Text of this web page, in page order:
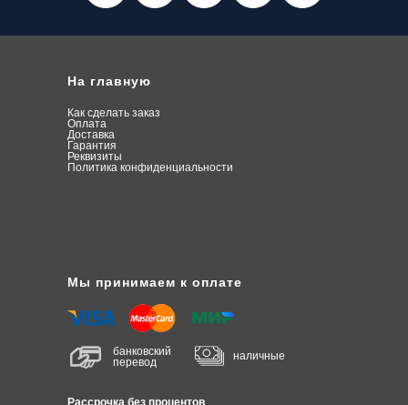
На главную
Как сделать заказ
Оплата
Доставка
Гарантия
Реквизиты
Политика конфиденциальности
Мы принимаем к оплате
банковский
перевод
наличные